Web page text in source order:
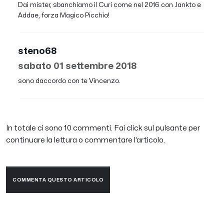
Dai mister, sbanchiamo il Curi come nel 2016 con Jankto e
Addae, forza Magico Picchio!
steno68
sabato 01 settembre 2018
sono daccordo con te Vincenzo.
In totale ci sono 10 commenti. Fai click sul pulsante per
continuare la lettura o commentare l’articolo.
COMMENTA QUESTO ARTICOLO